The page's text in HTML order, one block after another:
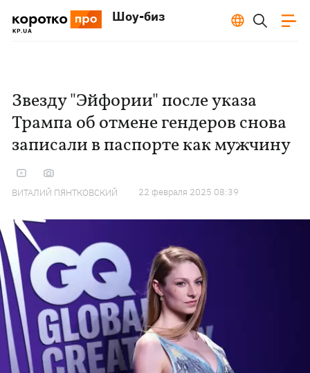
Шоу-биз
Звезду "Эйфории" после указа
Трампа об отмене гендеров снова
записали в паспорте как мужчину
ВИТАЛИЙ ПЯНТКОВСКИЙ 22 февраля 2025 08:39